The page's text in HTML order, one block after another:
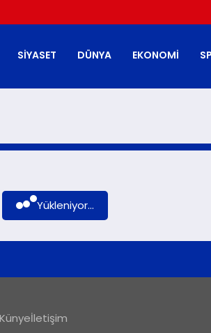
SIYASET DÜNYA EKONOMI
Yükleniyor...
Künyeİletişim